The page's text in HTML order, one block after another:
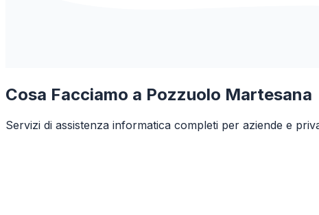
Cosa Facciamo a Pozzuolo Martesana
Servizi di assistenza informatica completi per aziende e